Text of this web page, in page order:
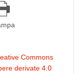
Commons
derivate 4.0